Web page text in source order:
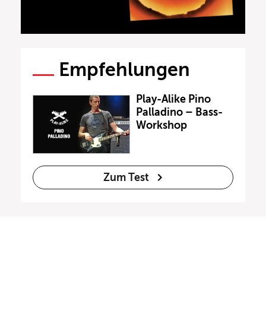
Empfehlungen
Play-Alike Pino
Palladino – Bass-
Workshop
Zum Test